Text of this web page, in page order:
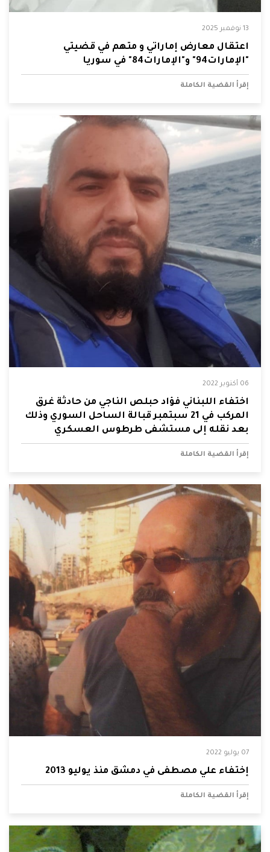
13 نوفمبر 2025
اعتقال معارض إماراتي و متهم في قضيتي
"الإمارات94" و"الإمارات84" في سوريا
إقرأ القضية الكاملة
06 أكتوبر 2022
اختفاء اللبناني فؤاد حبلص الناجي من حادثة غرق
المركب في 21 سبتمبر قبالة الساحل السوري وذلك
بعد نقله إلى مستشفى طرطوس العسكري
إقرأ القضية الكاملة
07 يوليو 2022
إختفاء علي مصطفى في دمشق منذ يوليو 2013
إقرأ القضية الكاملة